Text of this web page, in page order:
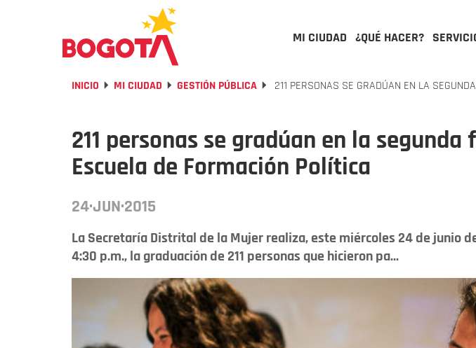
MI CIUDAD ¿QUÉ HACER?
INICIO MI CIUDAD GESTIÓN PÚBLICA 211 PERSONAS SE GRADÚAN EN LA
211 personas se gradúan en la segunda
Escuela de Formación Política
24·JUN·2015
La Secretaría Distrital de la Mujer realiza, este miércoles 24 de junio
4:30 p.m., la graduación de 211 personas que hicieron pa...